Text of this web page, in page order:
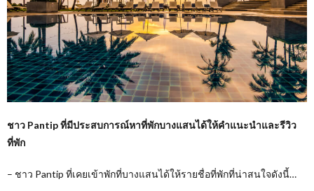
ชาว Pantip ที่มีประสบการณ์หาที่พักบางแสนได้ให้คำแนะนำและรีวิว
ที่พัก
– ชาว Pantip ที่เคยเข้าพักที่บางแสนได้ให้รายชื่อที่พักที่น่าสนใจดังนี้…